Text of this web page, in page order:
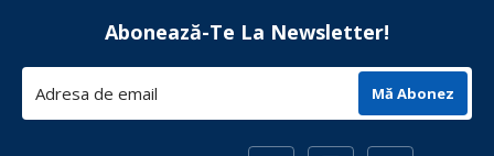
Abonează-Te La Newsletter!
Mă Abonez